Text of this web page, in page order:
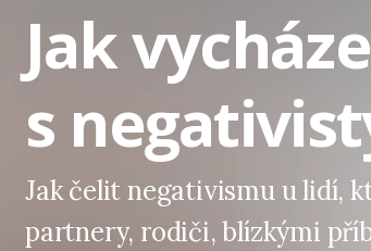
Jak
s
Jak čelit negativismu u lidí,
partnery, rodiči, blízkými